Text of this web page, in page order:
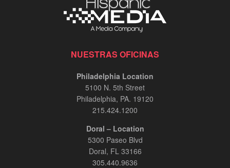
NUESTRAS OFICINAS
Philadelphia Location
5100 N. 5th Street
Philadelphia, PA. 19120
215.424.1200
Doral – Location
5300 Paseo Blvd
Doral, FL 33166
305.440.9636